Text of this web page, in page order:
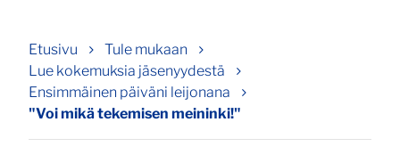
Etusivu
Tule mukaan
Lue kokemuksia jäsenyydestä
Ensimmäinen päiväni leijonana
"Voi mikä tekemisen meininki!"